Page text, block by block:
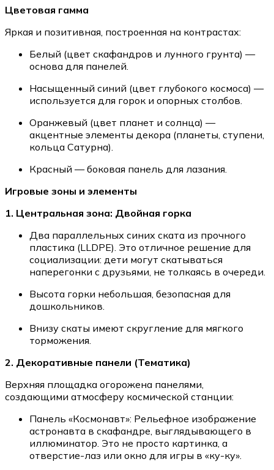
Цветовая гамма
Яркая и позитивная, построенная на контрастах:
Белый (цвет скафандров и лунного грунта) —
основа для панелей.
Насыщенный синий (цвет глубокого космоса) —
используется для горок и опорных столбов.
Оранжевый (цвет планет и солнца) —
акцентные элементы декора (планеты, ступени,
кольца Сатурна).
Красный — боковая панель для лазания.
Игровые зоны и элементы
1. Центральная зона: Двойная горка
Два параллельных синих ската из прочного
пластика (LLDPE). Это отличное решение для
социализации: дети могут скатываться
наперегонки с друзьями, не толкаясь в очереди.
Высота горки небольшая, безопасная для
дошкольников.
Внизу скаты имеют скругление для мягкого
торможения.
2. Декоративные панели (Тематика)
Верхняя площадка огорожена панелями,
создающими атмосферу космической станции:
Панель «Космонавт»: Рельефное изображение
астронавта в скафандре, выглядывающего в
иллюминатор. Это не просто картинка, а
отверстие-лаз или окно для игры в «ку-ку».